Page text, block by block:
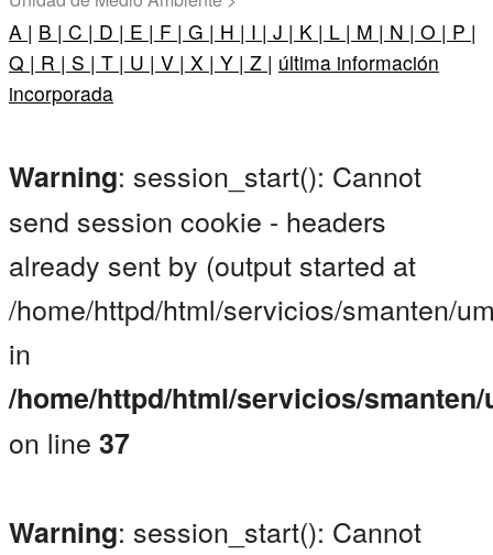
A | B | C | D | E | F | G | H | I | J | K | L | M | N | O | P |
Q | R | S | T | U | V | X | Y | Z | última información
incorporada
Warning: session_start(): Cannot
send session cookie - headers
already sent by (output started at
/home/httpd/html/servicios/smanten/
in
/home/httpd/html/servicios/
on line 37
Warning: session_start(): Cannot